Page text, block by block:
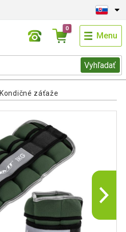
Vyhľadať
0
Menu
Kondičné záťaže